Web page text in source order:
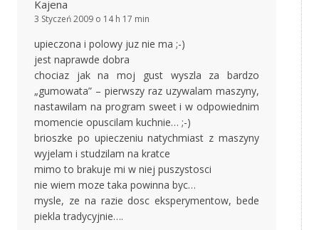
Kajena
3 Styczeń 2009 o 14 h 17 min
upieczona i polowy juz nie ma ;-)
jest naprawde dobra
chociaz jak na moj gust wyszla za bardzo
„gumowata” – pierwszy raz uzywalam maszyny,
nastawilam na program sweet i w odpowiednim
momencie opuscilam kuchnie… ;-)
brioszke po upieczeniu natychmiast z maszyny
wyjelam i studzilam na kratce
mimo to brakuje mi w niej puszystosci
nie wiem moze taka powinna byc…
mysle, ze na razie dosc eksperymentow, bede
piekla tradycyjnie….